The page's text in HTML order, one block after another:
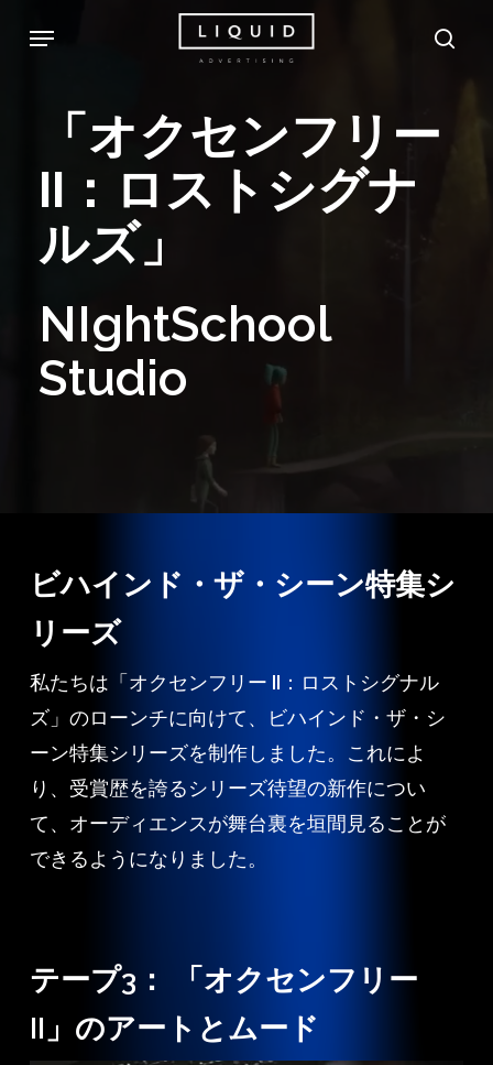
content
Menu
「オクセンフリー
II：ロストシグナ
ルズ」
NIghtSchool
Studio
ビハインド・ザ・シーン特集シ
リーズ
私たちは「オクセンフリー II：ロストシグナル
ズ」のローンチに向けて、ビハインド・ザ・シ
ーン特集シリーズを制作しました。これによ
り、受賞歴を誇るシリーズ待望の新作につい
て、オーディエンスが舞台裏を垣間見ることが
できるようになりました。
テープ3： 「オクセンフリー
II」のアートとムード